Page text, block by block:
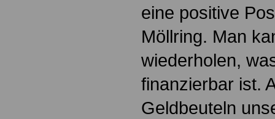
eine positive
Möllring. Man
wiederholen,
finanzierbar ist.
Geldbeuteln